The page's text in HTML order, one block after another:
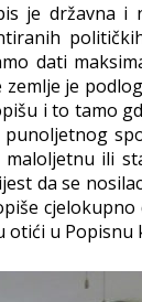
je državna i
dati
zemlje je
i to tamo
punoljetnog
maloljetnu ili
da se
cjelokupno
otići u Popisnu